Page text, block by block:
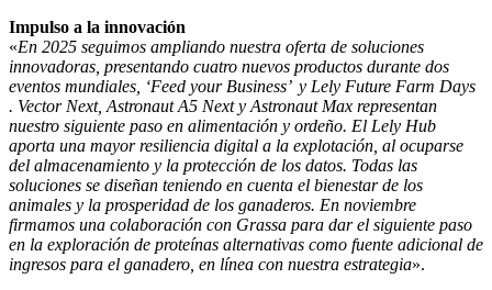
Impulso a la innovación
«En 2025 seguimos ampliando nuestra oferta de soluciones
innovadoras, presentando cuatro nuevos productos durante dos
eventos mundiales, ‘Feed your Business’ y Lely Future Farm Days
. Vector Next, Astronaut A5 Next y Astronaut Max representan
nuestro siguiente paso en alimentación y ordeño. El Lely Hub
aporta una mayor resiliencia digital a la explotación, al ocuparse
del almacenamiento y la protección de los datos. Todas las
soluciones se diseñan teniendo en cuenta el bienestar de los
animales y la prosperidad de los ganaderos. En noviembre
firmamos una colaboración con Grassa para dar el siguiente paso
en la exploración de proteínas alternativas como fuente adicional de
ingresos para el ganadero, en línea con nuestra estrategia».